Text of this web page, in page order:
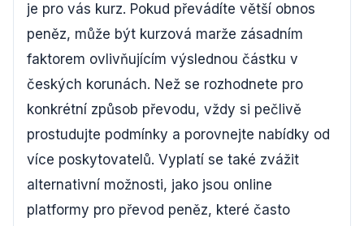
je pro vás kurz. Pokud převádíte větší obnos
peněz, může být kurzová marže zásadním
faktorem ovlivňujícím výslednou částku v
českých korunách. Než se rozhodnete pro
konkrétní způsob převodu, vždy si pečlivě
prostudujte podmínky a porovnejte nabídky od
více poskytovatelů. Vyplatí se také zvážit
alternativní možnosti, jako jsou online
platformy pro převod peněz, které často